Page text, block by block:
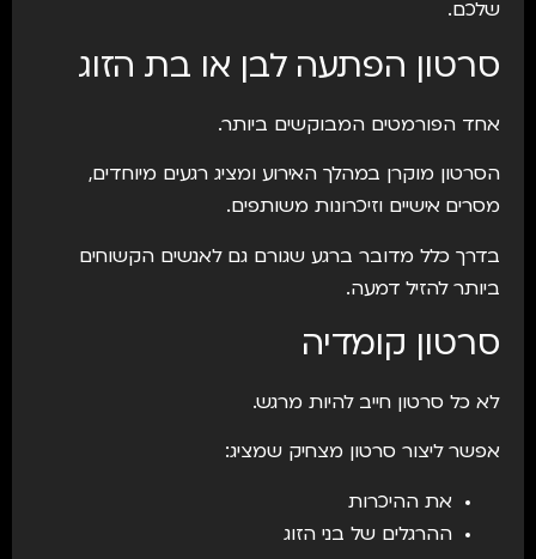
שלכם.
סרטון הפתעה לבן או בת הזוג
אחד הפורמטים המבוקשים ביותר.
הסרטון מוקרן במהלך האירוע ומציג רגעים מיוחדים,
מסרים אישיים וזיכרונות משותפים.
בדרך כלל מדובר ברגע שגורם גם לאנשים הקשוחים
ביותר להזיל דמעה.
סרטון קומדיה
לא כל סרטון חייב להיות מרגש.
אפשר ליצור סרטון מצחיק שמציג:
את ההיכרות
ההרגלים של בני הזוג